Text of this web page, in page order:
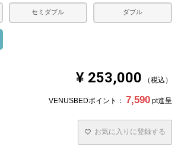
セミダブル ダブル
¥ 253,000 税込
VENUSBEDポイント： 7,590 pt進呈
お気に入りに登録する